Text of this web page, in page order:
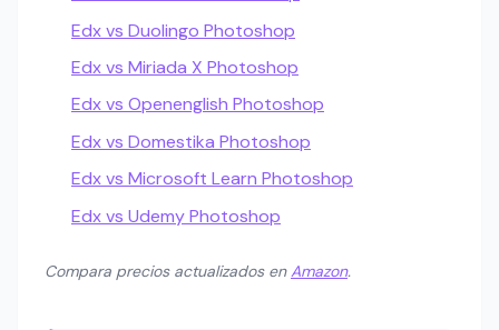
Edx vs Duolingo Photoshop
Edx vs Miriada X Photoshop
Edx vs Openenglish Photoshop
Edx vs Domestika Photoshop
Edx vs Microsoft Learn Photoshop
Edx vs Udemy Photoshop
Compara precios actualizados en Amazon.